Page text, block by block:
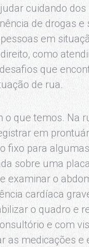
cuidando
de drogas
em
como
que
de rua.
o que temos. Na
em
fixo para
sobre uma
examinar o
cardíaca
o quadro e
e com
as medicações e